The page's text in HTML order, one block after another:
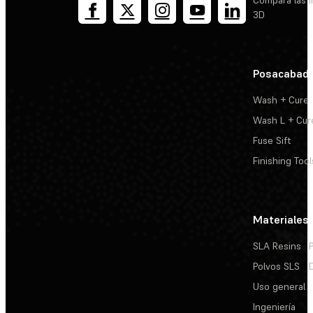
3D
Wash + Cure
Wash L +
Fuse Sift
Finishing
Materiales
SLA Resins
Polvos SLS
Uso general
Ingeniería